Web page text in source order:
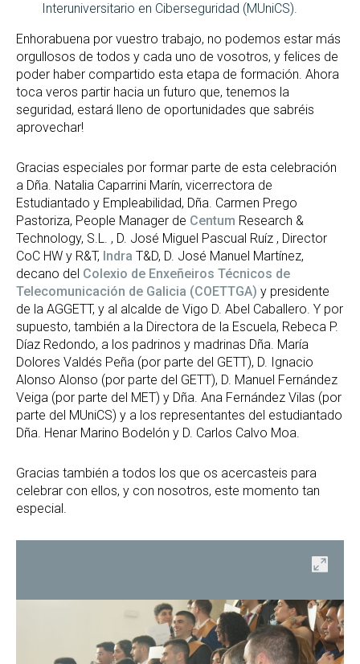
Interuniversitario en Ciberseguridad (MUniCS).
Enhorabuena por vuestro trabajo, no podemos estar más
orgullosos de todos y cada uno de vosotros, y felices de
poder haber compartido esta etapa de formación. Ahora
toca veros partir hacia un futuro que, tenemos la
seguridad, estará lleno de oportunidades que sabréis
aprovechar!
Gracias especiales por formar parte de esta celebración
a Dña. Natalia Caparrini Marín, vicerrectora de
Estudiantado y Empleabilidad, Dña. Carmen Prego
Pastoriza, People Manager de Centum Research &
Technology, S.L. , D. José Miguel Pascual Ruíz , Director
CoC HW y R&T, Indra T&D, D. José Manuel Martínez,
decano del Colexio de Enxeñeiros Técnicos de
Telecomunicación de Galicia (COETTGA) y presidente
de la AGGETT, y al alcalde de Vigo D. Abel Caballero. Y por
supuesto, también a la Directora de la Escuela, Rebeca P.
Díaz Redondo, a los padrinos y madrinas Dña. María
Dolores Valdés Peña (por parte del GETT), D. Ignacio
Alonso Alonso (por parte del GETT), D. Manuel Fernández
Veiga (por parte del MET) y Dña. Ana Fernández Vilas (por
parte del MUniCS) y a los representantes del estudiantado
Dña. Henar Marino Bodelón y D. Carlos Calvo Moa.
Gracias también a todos los que os acercasteis para
celebrar con ellos, y con nosotros, este momento tan
especial.
Abrir